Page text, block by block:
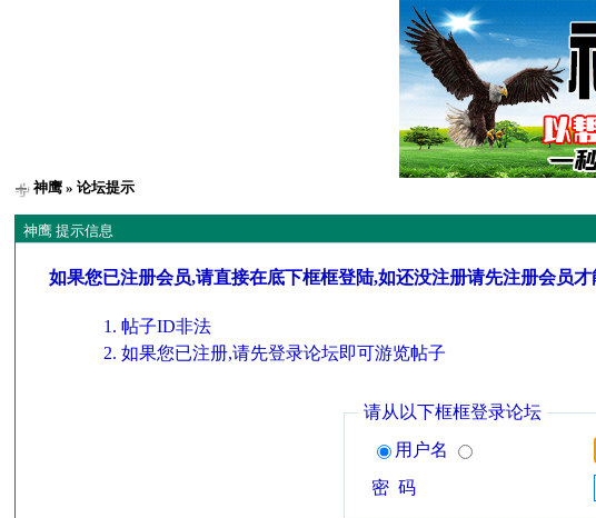
神鹰 » 论坛提示
神鹰 提示信息
如果您已注册会员,请直接在底下框框登陆,如还没注册请先注册会员才
帖子ID非法
如果您已注册,请先登录论坛即可游览帖子
请从以下框框登录论坛
用户名
密 码